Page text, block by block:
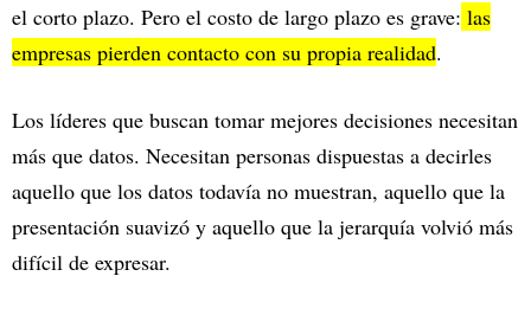
el corto plazo. Pero el costo de largo plazo es grave: las
empresas pierden contacto con su propia realidad.
Los líderes que buscan tomar mejores decisiones necesitan
más que datos. Necesitan personas dispuestas a decirles
aquello que los datos todavía no muestran, aquello que la
presentación suavizó y aquello que la jerarquía volvió más
difícil de expresar.